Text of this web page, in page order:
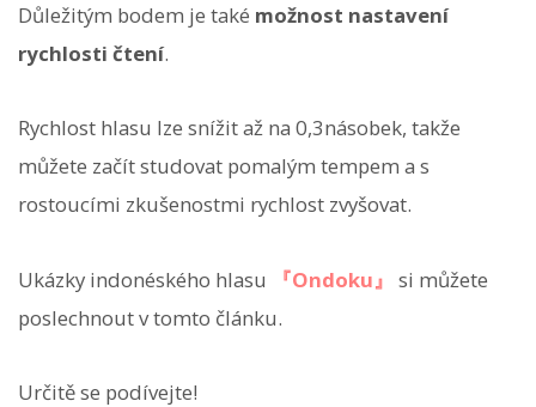
Důležitým bodem je také možnost nastavení
rychlosti čtení.
Rychlost hlasu lze snížit až na 0,3násobek, takže
můžete začít studovat pomalým tempem a s
rostoucími zkušenostmi rychlost zvyšovat.
Ukázky indonéského hlasu 『Ondoku』 si můžete
poslechnout v tomto článku.
Určitě se podívejte!